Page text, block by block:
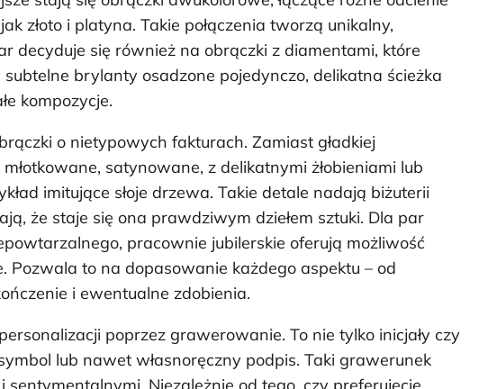
złoto i platyna. Takie połączenia tworzą unikalny,
decyduje się również na obrączki z diamentami, które
brylanty osadzone pojedynczo, delikatna ścieżka
kompozycje.
o nietypowych fakturach. Zamiast gładkiej
satynowane, z delikatnymi żłobieniami lub
imitujące słoje drzewa. Takie detale nadają biżuterii
że staje się ona prawdziwym dziełem sztuki. Dla par
pracownie jubilerskie oferują możliwość
Pozwala to na dopasowanie każdego aspektu – od
i ewentualne zdobienia.
poprzez grawerowanie. To nie tylko inicjały czy
lub nawet własnoręczny podpis. Taki grawerunek
Niezależnie od tego, czy preferujecie